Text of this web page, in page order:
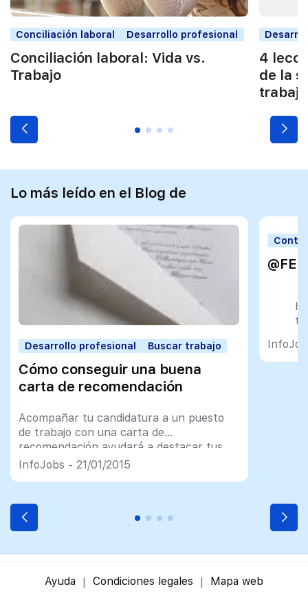
Conciliación laboral Desarrollo profesional
Conciliación laboral: Vida vs.
Trabajo
4
de la
trabajo
Lo más leído en el Blog de
Desarrollo profesional Buscar trabajo
Cómo conseguir una buena
carta de recomendación
Acompañar tu candidatura a un puesto
de trabajo con una carta de
recomendación ayudará a destacar tus
valores y habilidades en el trabajo. Pero,
InfoJobs - 21/01/2015
Ayuda Condiciones legales Mapa web